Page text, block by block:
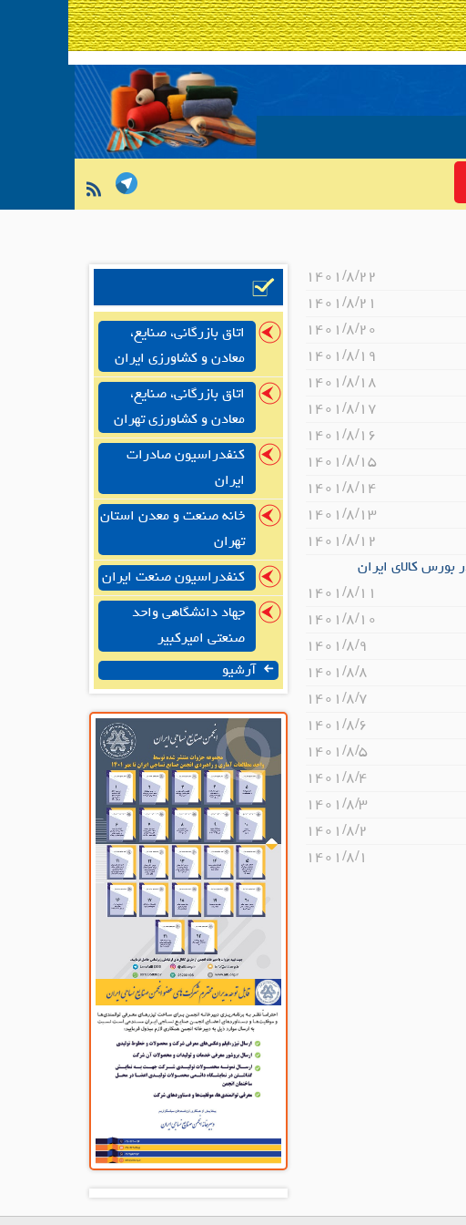
۱۴۰۱/۸/۲۲
۱۴۰۱/۸/۲۱
۱۴۰۱/۸/۲۰
۱۴۰۱/۸/۱۹
۱۴۰۱/۸/۱۸
۱۴۰۱/۸/۱۷
۱۴۰۱/۸/۱۶
۱۴۰۱/۸/۱۵
۱۴۰۱/۸/۱۴
۱۴۰۱/۸/۱۳
۱۴۰۱/۸/۱۲
بورس کالای ایران
۱۴۰۱/۸/۱۱
۱۴۰۱/۸/۱۰
۱۴۰۱/۸/۹
۱۴۰۱/۸/۸
۱۴۰۱/۸/۷
۱۴۰۱/۸/۶
۱۴۰۱/۸/۵
۱۴۰۱/۸/۴
۱۴۰۱/۸/۳
۱۴۰۱/۸/۲
۱۴۰۱/۸/۱
اتاق بازرگانی، صنایع،
معادن و کشاورزی ایران
اتاق بازرگانی، صنایع،
معادن و کشاورزی تهران
کنفدراسیون صادرات
ایران
خانه صنعت و معدن استان
تهران
کنفدراسیون صنعت ایران
جهاد دانشگاهی واحد
صنعتی امیرکبیر
آرشیو